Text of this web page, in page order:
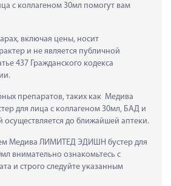
с коллагеном 30мл помогут вам
включая цены, носит
и не является публичной
437 Гражданского кодекса
препаратов, таких как  Медива
для лица с коллагеном 30мл, БАД и
осуществляется до ближайшей аптеки.
Медива ЛИМИТЕД ЭДИШН бустер для
внимательно ознакомьтесь с
и строго следуйте указанным